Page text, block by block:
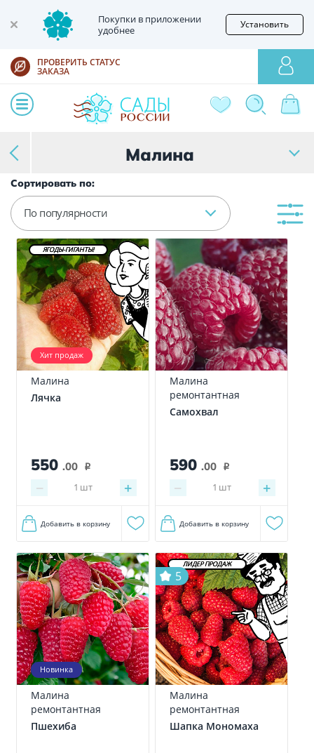
Покупки в приложении
удобнее
Установить
ПРОВЕРИТЬ СТАТУС
ЗАКАЗА
Малина
Сортировать по:
По популярности
ЯГОДЫ-ГИГАНТЫ!
Хит продаж
Малина
Лячка
550 .00 i
− +
1 шт
Добавить в корзину
Малина
ремонтантная
Самохвал
590 .00 i
− +
1 шт
Добавить в корзину
Новинка
Малина
ремонтантная
Пшехиба
ЛИДЕР ПРОДАЖ
5
Малина
ремонтантная
Шапка Мономаха